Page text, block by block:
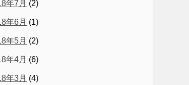
年7月 (2)
年6月 (1)
年5月 (2)
年4月 (6)
年3月 (4)